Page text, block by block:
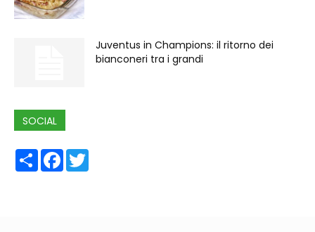
Juventus in Champions: il ritorno dei
bianconeri tra i grandi
SOCIAL
ShareFacebook